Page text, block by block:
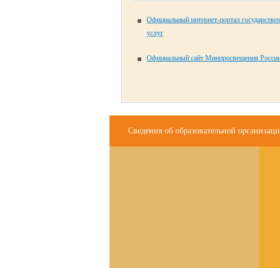
Официальный интернет-портал
услуг
Официальный сайт Минпросвещения
Сведения об образовательной